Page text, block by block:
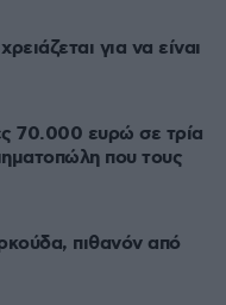
για να είναι
70.000 ευρώ σε τρία
που τους
πιθανόν από